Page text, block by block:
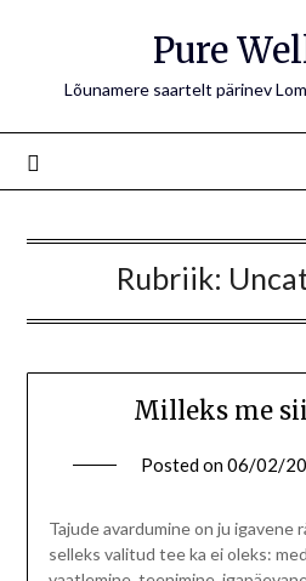
Pure
Lõunamere saartelt pärinev
Rubriik:
Milleks me
Posted on06/02/
Tajude avardumine on ju igavene
selleks valitud tee ka ei oleks: